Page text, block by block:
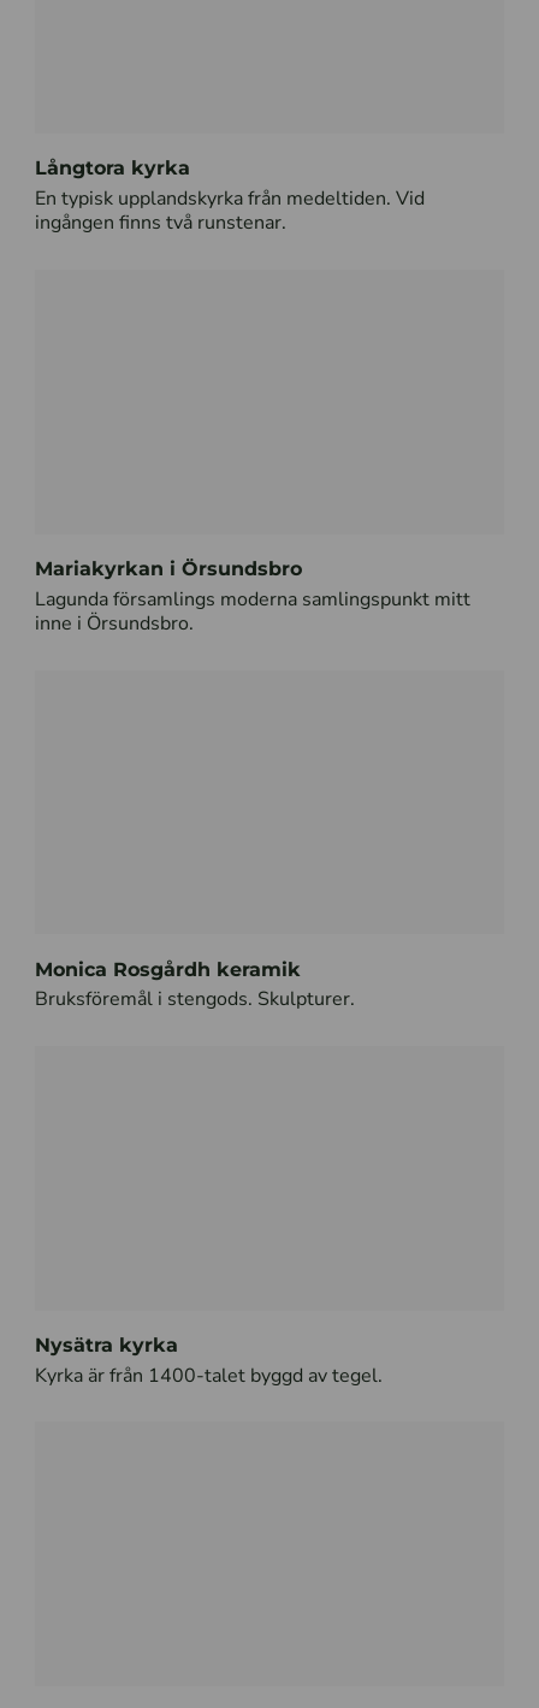
Långtora kyrka
En typisk upplandskyrka från medeltiden. Vid
ingången finns två runstenar.
Mariakyrkan i Örsundsbro
Lagunda församlings moderna samlingspunkt mitt
inne i Örsundsbro.
Monica Rosgårdh keramik
Bruksföremål i stengods. Skulpturer.
Nysätra kyrka
Kyrka är från 1400-talet byggd av tegel.